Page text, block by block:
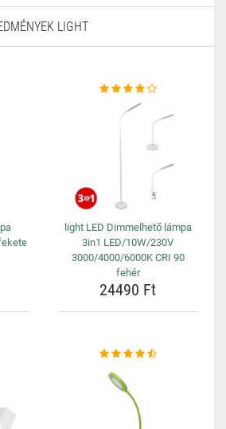
LIGHT
light LED Dimmelhető lámpa
3in1 LED/10W/230V
3000/4000/6000K CRI 90
fehér
24490 Ft